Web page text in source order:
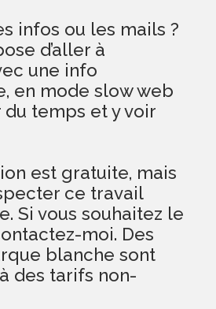
infos ou les mails ?
d’aller à
une info
en mode slow web
temps et y voir
est gratuite, mais
ce travail
Si vous souhaitez le
moi. Des
blanche sont
des tarifs non-